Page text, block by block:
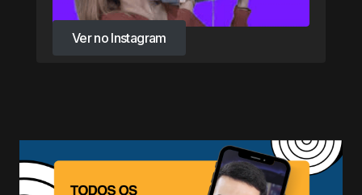
Ver no Instagram
Ver no Instagram